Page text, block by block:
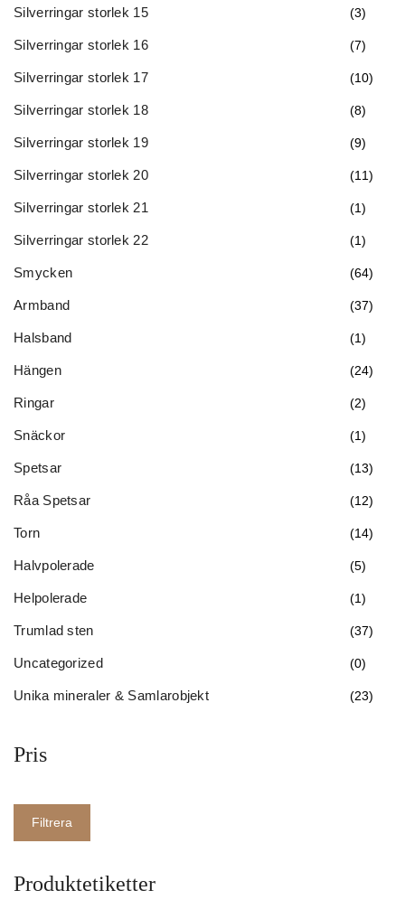
Silverringar storlek 15 (3)
Silverringar storlek 16 (7)
Silverringar storlek 17 (10)
Silverringar storlek 18 (8)
Silverringar storlek 19 (9)
Silverringar storlek 20 (11)
Silverringar storlek 21 (1)
Silverringar storlek 22 (1)
Smycken (64)
Armband (37)
Halsband (1)
Hängen (24)
Ringar (2)
Snäckor (1)
Spetsar (13)
Råa Spetsar (12)
Torn (14)
Halvpolerade (5)
Helpolerade (1)
Trumlad sten (37)
Uncategorized (0)
Unika mineraler & Samlarobjekt (23)
Pris
Filtrera
Produktetiketter